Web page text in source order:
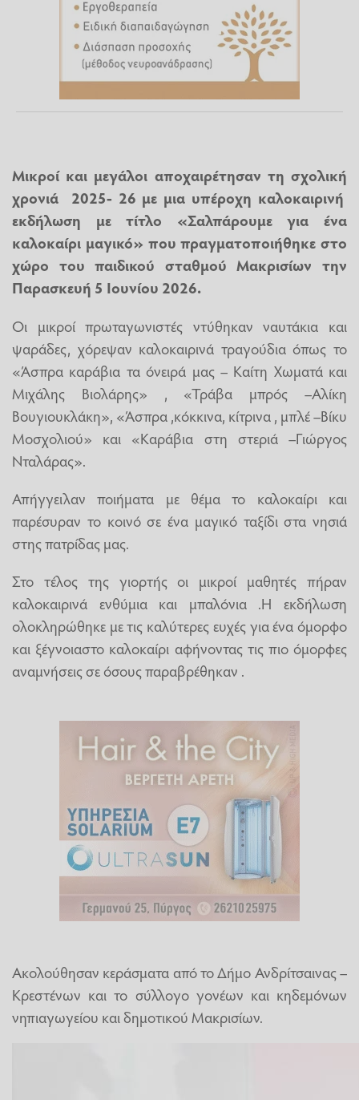
Μικροί και μεγάλοι αποχαιρέτησαν τη σχολική
χρονιά 2025- 26 με μια υπέροχη καλοκαιρινή
εκδήλωση με τίτλο «Σαλπάρουμε για ένα
καλοκαίρι μαγικό» που πραγματοποιήθηκε στο
χώρο του παιδικού σταθμού Μακρισίων την
Παρασκευή 5 Ιουνίου 2026.
Οι μικροί πρωταγωνιστές ντύθηκαν ναυτάκια και
ψαράδες, χόρεψαν καλοκαιρινά τραγούδια όπως το
«Άσπρα καράβια τα όνειρά μας – Καίτη Χωματά και
Μιχάλης Βιολάρης» , «Τράβα μπρός –Αλίκη
Βουγιουκλάκη», «Άσπρα ,κόκκινα, κίτρινα , μπλέ –Βίκυ
Μοσχολιού» και «Καράβια στη στεριά –Γιώργος
Νταλάρας».
Απήγγειλαν ποιήματα με θέμα το καλοκαίρι και
παρέσυραν το κοινό σε ένα μαγικό ταξίδι στα νησιά
στης πατρίδας μας.
Στο τέλος της γιορτής οι μικροί μαθητές πήραν
καλοκαιρινά ενθύμια και μπαλόνια .Η εκδήλωση
ολοκληρώθηκε με τις καλύτερες ευχές για ένα όμορφο
και ξέγνοιαστο καλοκαίρι αφήνοντας τις πιο όμορφες
αναμνήσεις σε όσους παραβρέθηκαν .
Ακολούθησαν κεράσματα από το Δήμο Ανδρίτσαινας –
Κρεστένων και το σύλλογο γονέων και κηδεμόνων
νηπιαγωγείου και δημοτικού Μακρισίων.